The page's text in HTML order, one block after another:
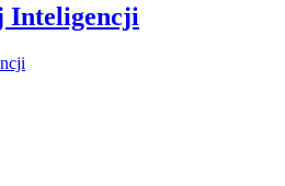
Inteligencji